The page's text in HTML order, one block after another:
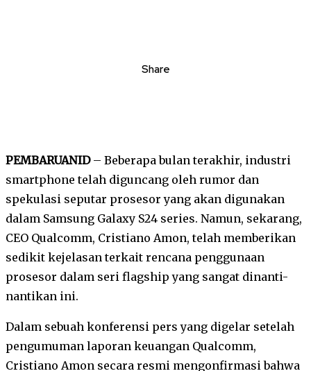
Share
PEMBARUANID– Beberapa bulan terakhir, industri
smartphone telah diguncang oleh rumor dan
spekulasi seputar prosesor yang akan digunakan
dalam Samsung Galaxy S24 series. Namun, sekarang,
CEO Qualcomm, Cristiano Amon, telah memberikan
sedikit kejelasan terkait rencana penggunaan
prosesor dalam seri flagship yang sangat dinanti-
nantikan ini.
Dalam sebuah konferensi pers yang digelar setelah
pengumuman laporan keuangan Qualcomm,
Cristiano Amon secara resmi mengonfirmasi bahwa